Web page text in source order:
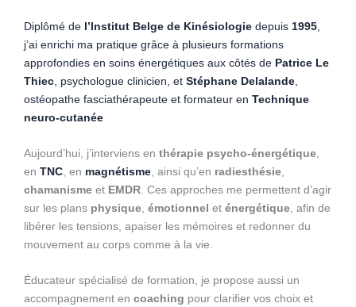
Diplômé de l’Institut Belge de Kinésiologie depuis 1995
j’ai enrichi ma pratique grâce à plusieurs formations
approfondies en soins énergétiques aux côtés de Patrice Le
Thiec , psychologue clinicien, et Stéphane Delalande
ostéopathe fasciathérapeute et formateur en Technique
neuro-cutanée
Aujourd’hui, j’interviens en thérapie psycho-énergétique
en TNC , en magnétisme , ainsi qu’en radiesthésie
chamanisme et EMDR . Ces approches me permettent d’agir
sur les plans physique émotionnel et énergétique , afin de
libérer les tensions, apaiser les mémoires et redonner du
mouvement au corps comme à la vie.
Éducateur spécialisé de formation, je propose aussi un
accompagnement en coaching pour clarifier vos choix et